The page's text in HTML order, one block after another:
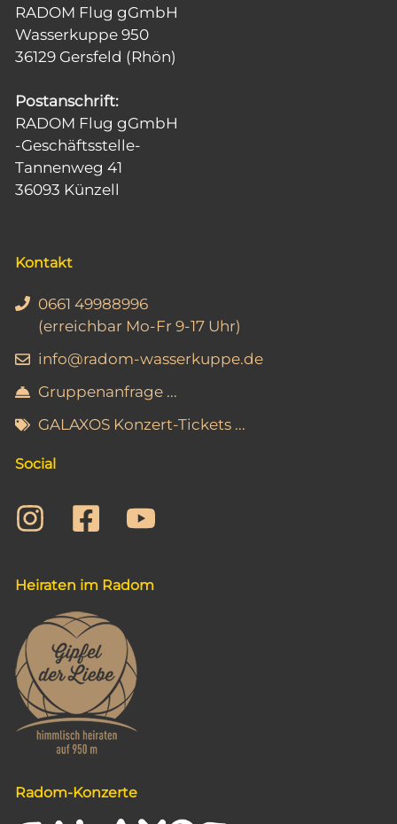
RADOM Flug gGmbH
Wasserkuppe 950
36129 Gersfeld (Rhön)
Postanschrift:
RADOM Flug gGmbH
-Geschäftsstelle-
Tannenweg 41
36093 Künzell
Kontakt
0661 49988996
(erreichbar Mo-Fr 9-17 Uhr)
info@radom-wasserkuppe.de
Gruppenanfrage ...
GALAXOS Konzert-Tickets ...
Social
Heiraten im Radom
Radom-Konzerte